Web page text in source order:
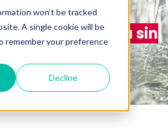
won’t be tracked
A single cookie will be
remember your preference
Decline
crédito y cartera sin